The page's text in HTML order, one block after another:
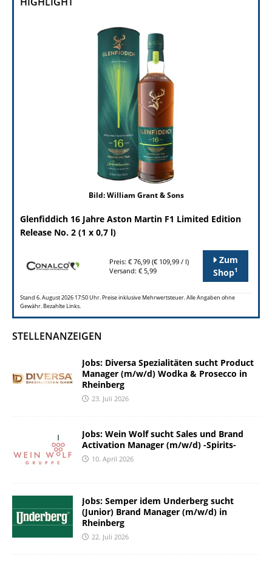
Bild: William Grant & Sons
Glenfiddich 16 Jahre Aston Martin F1 Limited Edition
Release No. 2 (1 x 0,7 l)
Preis: € 76,99 (€ 109,99 / l)
Versand: € 5,99
Zum
Shop1
Stand 6. August 2026 17:50 Uhr. Preise inklusive Mehrwertsteuer. Alle Angaben ohne
Gewähr. Bezahlte Links.
STELLENANZEIGEN
Jobs: Diversa Spezialitäten sucht Product
Manager (m/w/d) Wodka & Prosecco in
Rheinberg
23. Juli 2026
Jobs: Wein Wolf sucht Sales und Brand
Activation Manager (m/w/d) -Spirits-
10. April 2026
Jobs: Semper idem Underberg sucht
(Junior) Brand Manager (m/w/d) in
Rheinberg
22. Juli 2026